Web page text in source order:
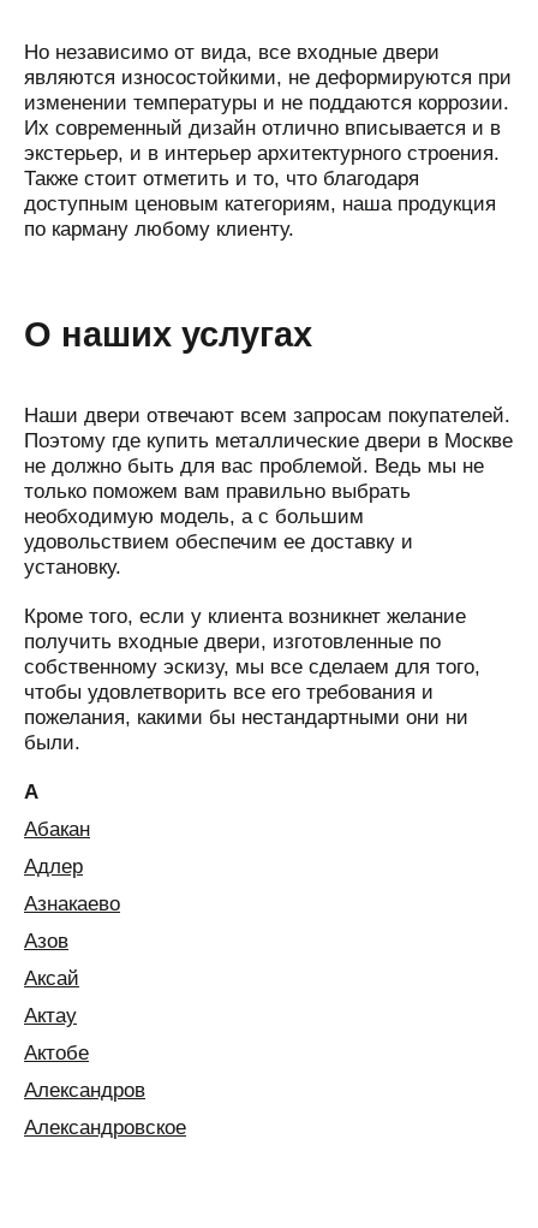
Но независимо от вида, все входные двери
являются износостойкими, не деформируются при
изменении температуры и не поддаются коррозии.
Их современный дизайн отлично вписывается и в
экстерьер, и в интерьер архитектурного строения.
Также стоит отметить и то, что благодаря
доступным ценовым категориям, наша продукция
по карману любому клиенту.
О наших услугах
Наши двери отвечают всем запросам покупателей.
Поэтому где купить металлические двери в Москве
не должно быть для вас проблемой. Ведь мы не
только поможем вам правильно выбрать
необходимую модель, а с большим
удовольствием обеспечим ее доставку и
установку.
Кроме того, если у клиента возникнет желание
получить входные двери, изготовленные по
собственному эскизу, мы все сделаем для того,
чтобы удовлетворить все его требования и
пожелания, какими бы нестандартными они ни
были.
А
Абакан
Адлер
Азнакаево
Азов
Аксай
Актау
Актобе
Александров
Александровское